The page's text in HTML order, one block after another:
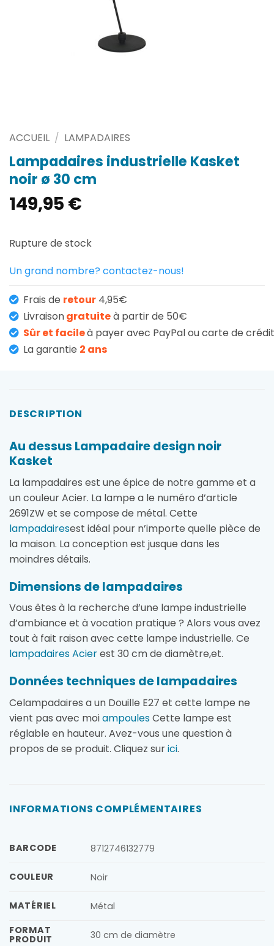
ACCUEIL / LAMPADAIRES
Lampadaires industrielle Kasket
noir ø 30 cm
149,95 €
Rupture de stock
Un grand nombre? contactez-nous!
Frais de retour 4,95€
Livraisongratuiteà partir de 50€
Sûr et facileà payer avec PayPal ou carte de crédit
La garantie 2 ans
DESCRIPTION
Au dessus Lampadaire design noir
Kasket
La lampadaires est une épice de notre gamme et a
un couleur Acier. La lampe a le numéro d’article
2691ZW et se compose de métal. Cette
lampadairesest idéal pour n’importe quelle pièce de
la maison. La conception est jusque dans les
moindres détails.
Dimensions de lampadaires
Vous êtes à la recherche d’une lampe industrielle
d’ambiance et à vocation pratique ? Alors vous avez
tout à fait raison avec cette lampe industrielle. Ce
lampadaires Acierest 30 cm de diamètre,et.
Données techniques de lampadaires
Celampadaires a un Douille E27 et cette lampe ne
vient pas avec moiampoulesCette lampe est
réglable en hauteur. Avez-vous une question à
propos de se produit. Cliquez surici.
INFORMATIONS COMPLÉMENTAIRES
BARCODE 8712746132779
COULEUR Noir
MATÉRIEL
Métal
FORMAT
PRODUIT
30 cm de diamètre